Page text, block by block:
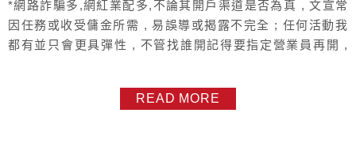
*網路詐騙多,網紅業配多,不論其開戶渠道是否為真 , 文宣常
因任務或收受傭金所需 , 易誤導或揭露不完全 ; 任何活動我
都有並只會更具彈性 , 不管找誰開記得要指定營業員再開 ,
業人員索取開戶資訊 , 你我之間將是長久的客戶關係 , 保護
客戶以最大化您的利益 , 只有你自己的業務人員才會有動機
READ MORE